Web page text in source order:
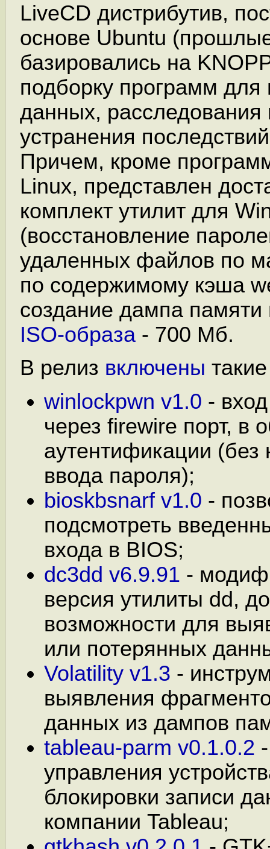
LiveCD дистрибутив,
основе Ubuntu
базировались на
подборку программ для
данных, расследования
устранения
Причем, кроме
Linux, представлен
комплект утилит для
(восстановление
удаленных файлов по
по содержимому кэша
создание дампа памяти
ISO-образа - 700 Мб.
В релиз включены
winlockpwn v1.0 -
через firewire порт, в
аутентификации (без
ввода пароля);
bioskbsnarf v1.0 -
подсмотреть
входа в BIOS;
dc3dd v6.9.91 -
версия утилиты dd,
возможности для
или потерянных
Volatility v1.3 -
выявления
данных из дампов
tableau-parm v0.1.0.2
управления
блокировки записи
компании Tableau;